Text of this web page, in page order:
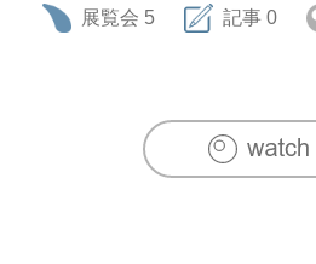
展覧会 5 記事 0